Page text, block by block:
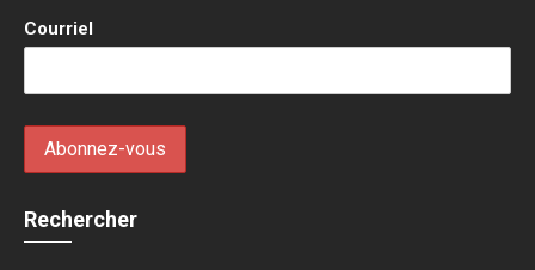
Courriel
Rechercher